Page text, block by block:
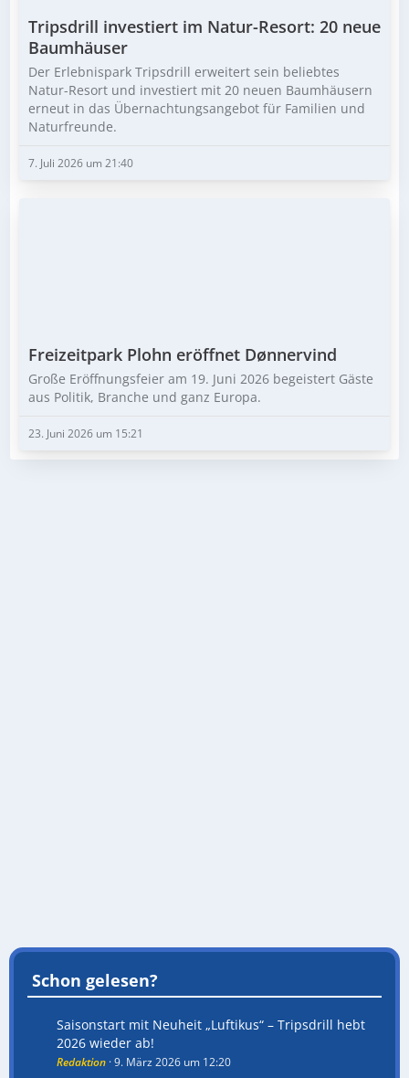
Tripsdrill investiert im Natur-Resort: 20 neue
Baumhäuser
Der Erlebnispark Tripsdrill erweitert sein beliebtes
Natur-Resort und investiert mit 20 neuen Baumhäusern
erneut in das Übernachtungsangebot für Familien und
Naturfreunde.
7. Juli 2026 um 21:40
Freizeitpark Plohn eröffnet Dønnervind
Große Eröffnungsfeier am 19. Juni 2026 begeistert Gäste
aus Politik, Branche und ganz Europa.
23. Juni 2026 um 15:21
Schon gelesen?
Saisonstart mit Neuheit „Luftikus“ – Tripsdrill hebt
2026 wieder ab!
Redaktion 9. März 2026 um 12:20